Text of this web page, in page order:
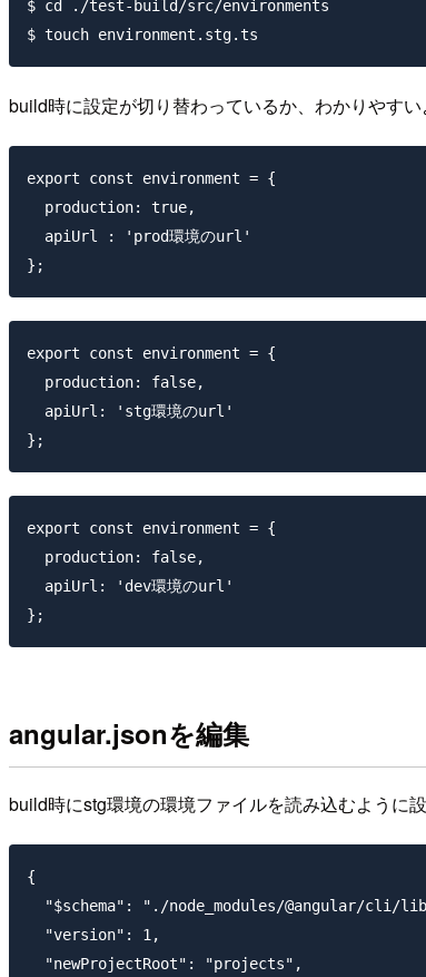
$ cd ./test-build/src/environments
build時に設定が切り替わっているか、わかりやす
export const environment = {
  production: true,
  apiUrl : 'prod環境のurl'
export const environment = {
  production: false,
  apiUrl: 'stg環境のurl'
export const environment = {
  production: false,
  apiUrl: 'dev環境のurl'
angular.jsonを編集
build時にstg環境の環境ファイルを読み込むように
{
"$schema": "./node_modules/@angular/cli/
  "version": 1,
  "newProjectRoot": "projects",